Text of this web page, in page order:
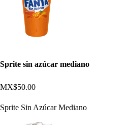
Sprite sin azúcar mediano
MX$50.00
Sprite Sin Azúcar Mediano